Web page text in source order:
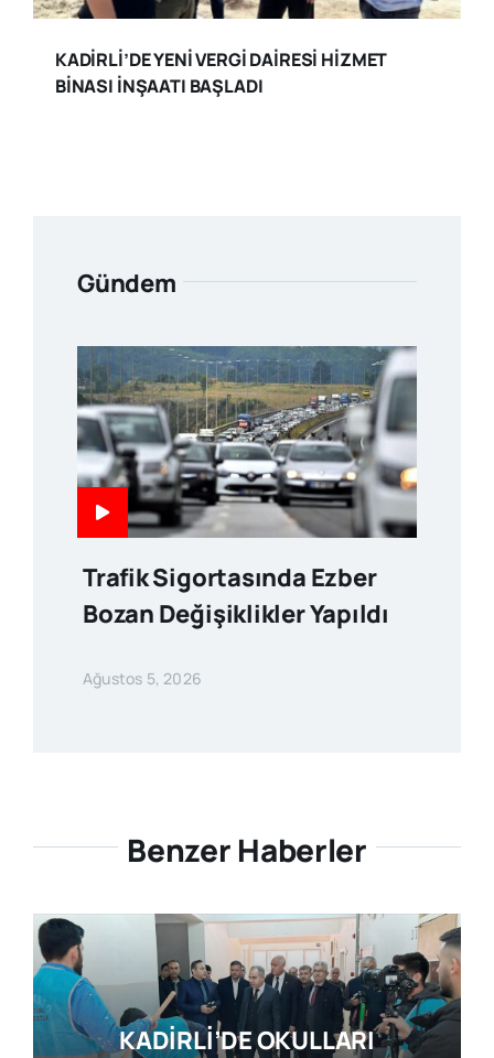
KADİRLİ’DE YENİ VERGİ DAİRESİ HİZMET
BİNASI İNŞAATI BAŞLADI
Gündem
Trafik Sigortasında Ezber
Bozan Değişiklikler Yapıldı
Ağustos 5, 2026
Benzer Haberler
KADİRLİ’DE OKULLARI